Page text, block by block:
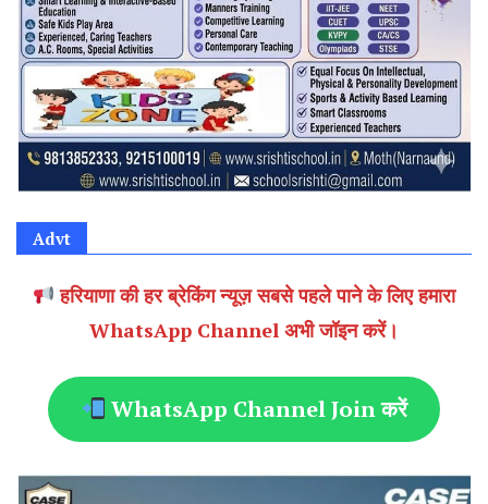
Advt
हरियाणा की हर ब्रेकिंग न्यूज़ सबसे पहले पाने के लिए हमारा
WhatsApp Channel अभी जॉइन करें।
WhatsApp Channel Join करें